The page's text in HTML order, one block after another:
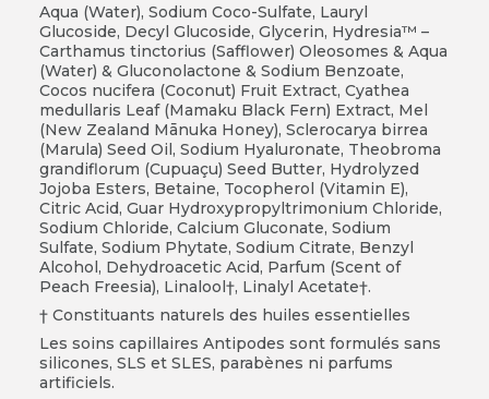
Aqua (Water), Sodium Coco-Sulfate, Lauryl
Glucoside, Decyl Glucoside, Glycerin, Hydresia™ –
Carthamus tinctorius (Safflower) Oleosomes & Aqua
(Water) & Gluconolactone & Sodium Benzoate,
Cocos nucifera (Coconut) Fruit Extract, Cyathea
medullaris Leaf (Mamaku Black Fern) Extract, Mel
(New Zealand Mānuka Honey), Sclerocarya birrea
(Marula) Seed Oil, Sodium Hyaluronate, Theobroma
grandiflorum (Cupuaçu) Seed Butter, Hydrolyzed
Jojoba Esters, Betaine, Tocopherol (Vitamin E),
Citric Acid, Guar Hydroxypropyltrimonium Chloride,
Sodium Chloride, Calcium Gluconate, Sodium
Sulfate, Sodium Phytate, Sodium Citrate, Benzyl
Alcohol, Dehydroacetic Acid, Parfum (Scent of
Peach Freesia), Linalool†, Linalyl Acetate†.
Constituants naturels des huiles essentielles
Les soins capillaires Antipodes sont formulés sans
silicones, SLS et SLES, parabènes ni parfums
artificiels.